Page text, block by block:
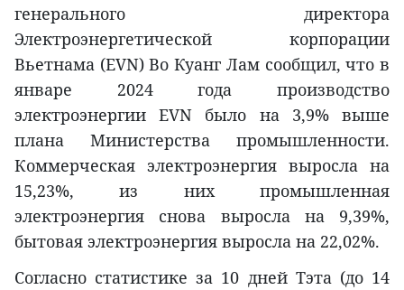
генерального директора
Электроэнергетической корпорации
Вьетнама (EVN) Во Куанг Лам сообщил, что в
январе 2024 года производство
электроэнергии EVN было на 3,9% выше
плана Министерства промышленности.
Коммерческая электроэнергия выросла на
15,23%, из них промышленная
электроэнергия снова выросла на 9,39%,
бытовая электроэнергия выросла на 22,02%.
Согласно статистике за 10 дней Тэта (до 14